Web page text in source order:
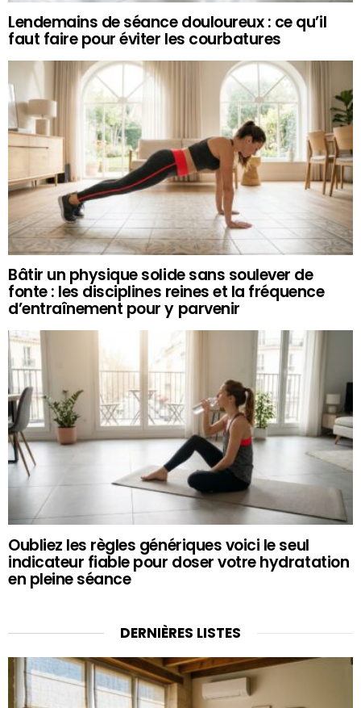
Lendemains de séance douloureux : ce qu’il
faut faire pour éviter les courbatures
Bâtir un physique solide sans soulever de
fonte : les disciplines reines et la fréquence
d’entraînement pour y parvenir
Oubliez les règles génériques voici le seul
indicateur fiable pour doser votre hydratation
en pleine séance
DERNIÈRES LISTES